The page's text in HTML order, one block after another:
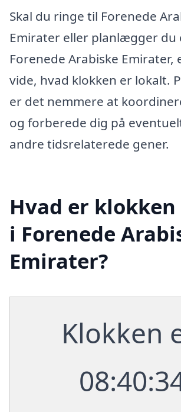
Skal du ringe til Forenede
Emirater eller planlægger du
Forenede Arabiske
vide, hvad klokken er lokalt.
er det nemmere at
og forberede dig på
andre tidsrelaterede gener.
Hvad er
i Forenede
Emirater?
Klokken